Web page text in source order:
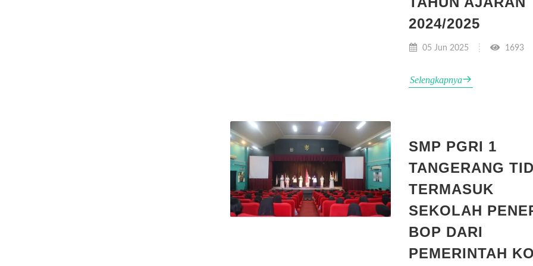
2024/2025
05 Jun 2025 1693
Selengkapnya
SMP PGRI 1
TANGERANG
TERMASUK
SEKOLAH
BOP DARI
PEMERINTAH